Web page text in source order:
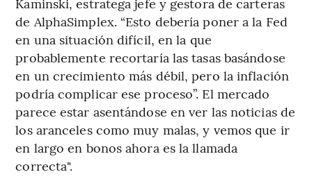
de AlphaSimplex. “Esto debería poner a la Fed
en una situación difícil, en la que
probablemente recortaría las tasas basándose
en un crecimiento más débil, pero la inflación
podría complicar ese proceso”. El mercado
parece estar asentándose en ver las noticias de
los aranceles como muy malas, y vemos que ir
en largo en bonos ahora es la llamada
correcta".